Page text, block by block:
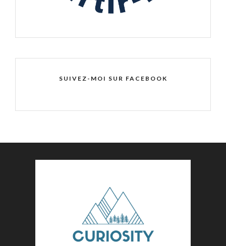
SUIVEZ-MOI SUR FACEBOOK